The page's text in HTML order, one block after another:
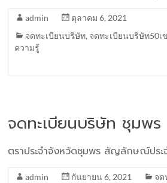
admin
ตุลาคม 6, 2021
จดทะเบียนบริษัท, จดทะเบียนบริษัท50เ
ความรู้
จดทะเบียนบริษัท ชุมพร
ตราประจำจังหวัดชุมพร สัญลักษณ์ประ
admin กันยายน 6, 2021 จด